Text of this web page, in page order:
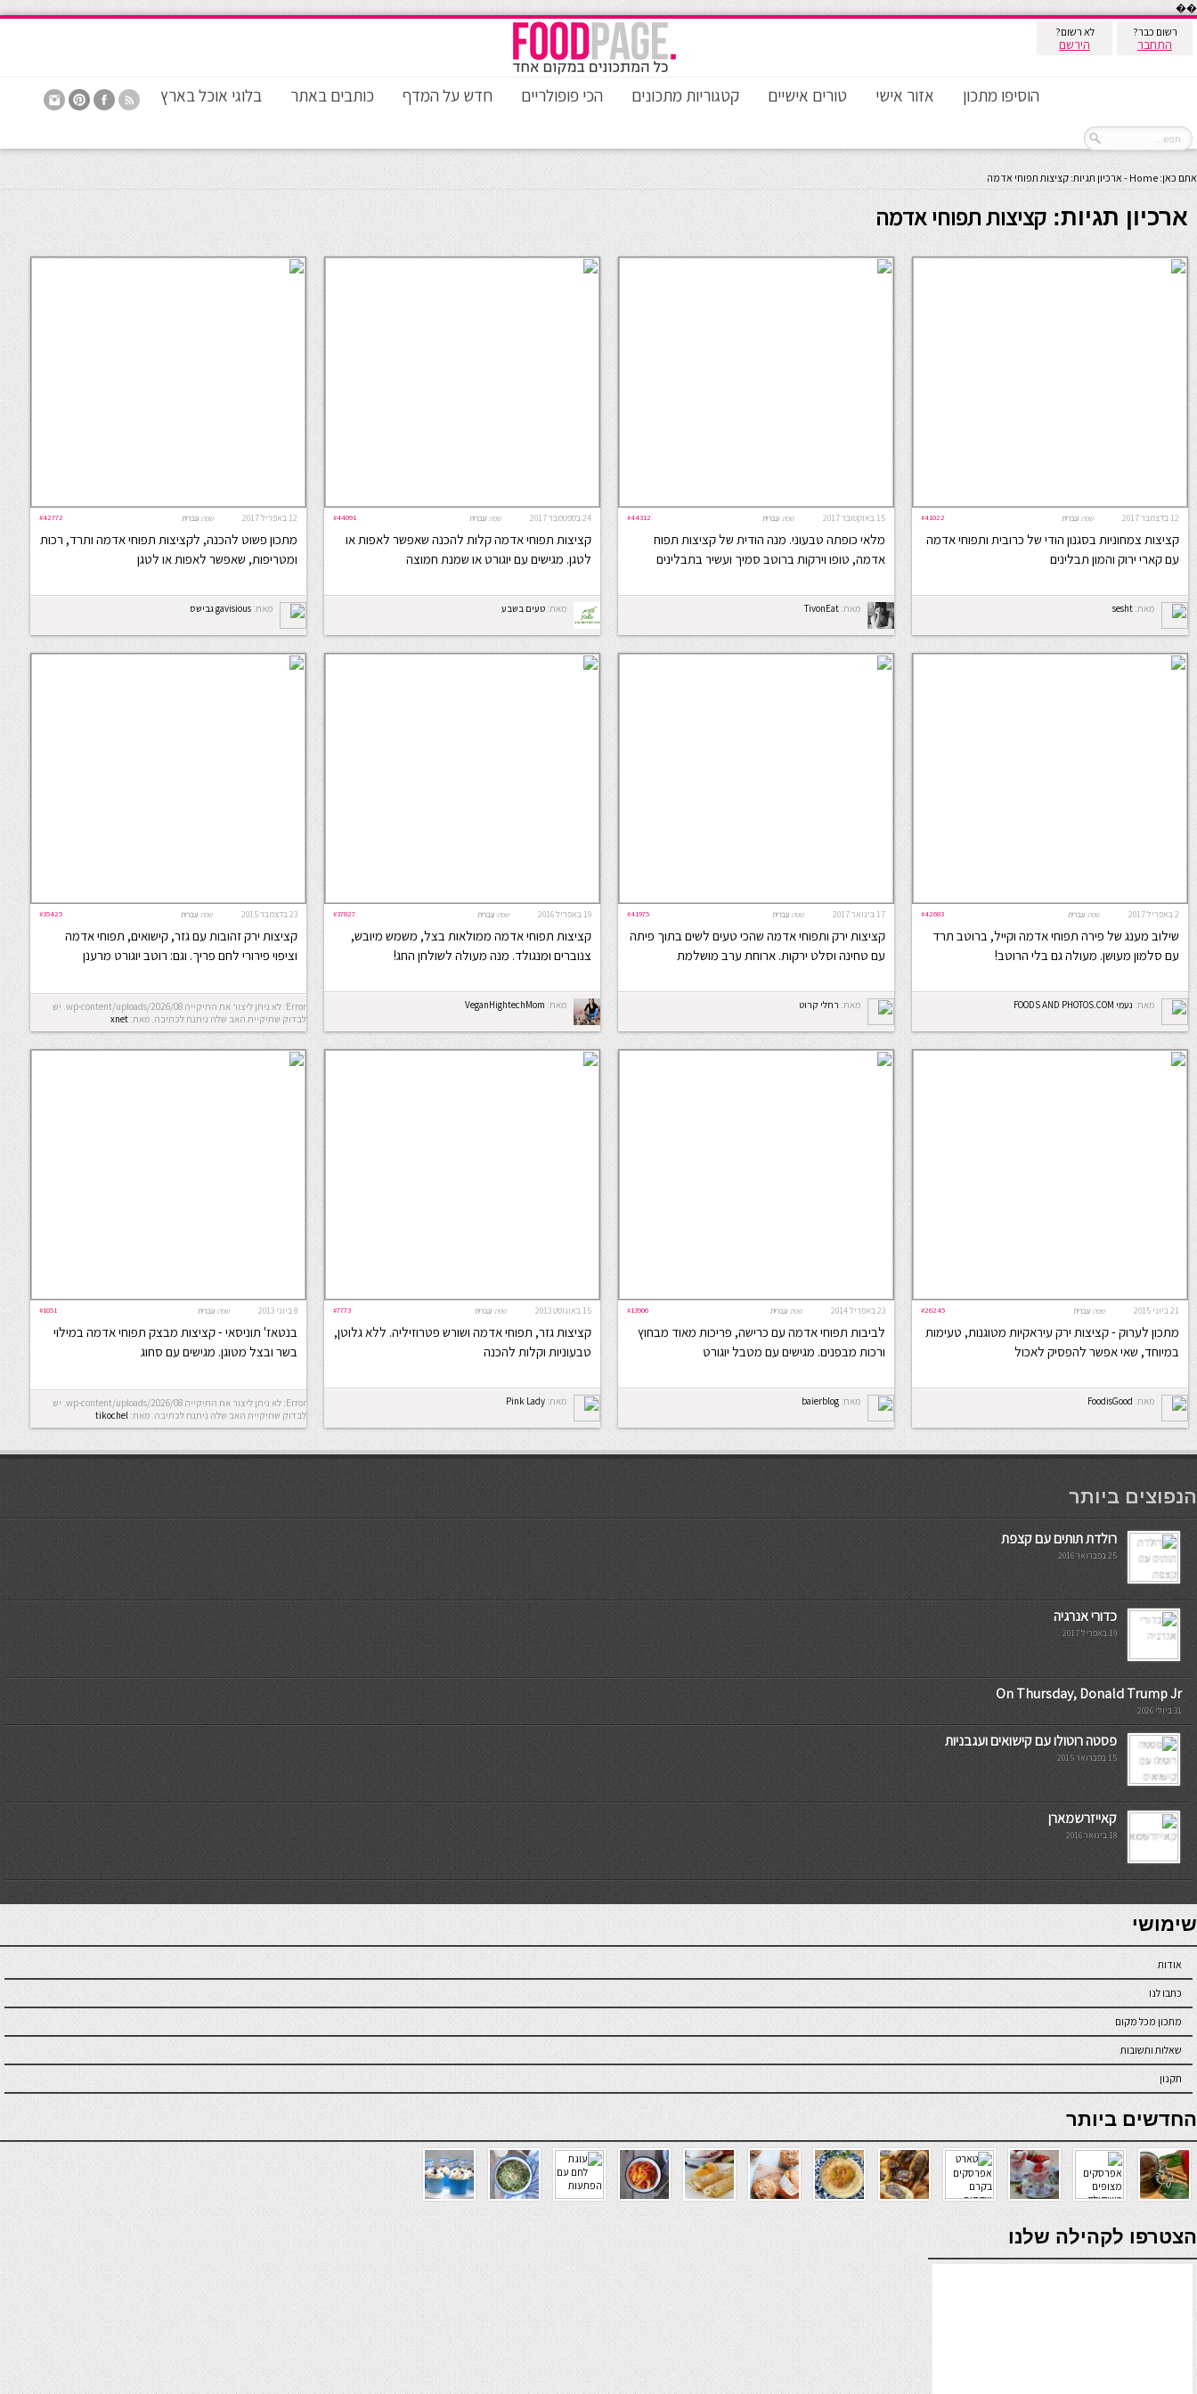
��
רשום כבר?
התחבר
לא רשום?
הירשם
הוסיפו מתכון אזור אישי טורים אישיים קטגוריות מתכונים הכי פופולריים חדש על המדף כותבים באתר בלוגי אוכל בארץ
אתם כאן: Home
- ארכיון תגיות: קציצות תפוחי אדמה
ארכיון תגיות:קציצות תפוחי אדמה
12 בדצמבר 2017 #41022 שפה: עברית
קציצות צמחוניות בסגנון הודי של כרובית ותפוחי אדמה
עם קארי ירוק והמון תבלינים
מאת: sesht
15 באוקטובר 2017 #44312 שפה: עברית
מלאי כופתה טבעוני. מנה הודית של קציצות תפוח
אדמה, טופו וירקות ברוטב סמיך ועשיר בתבלינים
מאת: TivonEat
24 בספטמבר 2017 #44091 שפה: עברית
קציצות תפוחי אדמה קלות להכנה שאפשר לאפות או
לטגן. מגישים עם יוגורט או שמנת חמוצה
מאת: טעים בשבע
12 באפריל 2017 #42772 שפה: עברית
מתכון פשוט להכנה, לקציצות תפוחי אדמה ותרד, רכות
ומטריפות, שאפשר לאפות או לטגן
מאת: gavisious גבישס
2 באפריל 2017 #42683 שפה: עברית
שילוב מענג של פירה תפוחי אדמה וקייל, ברוטב תרד
עם סלמון מעושן. מעולה גם בלי הרוטב!
מאת: נעמי FOODS AND PHOTOS.COM
17 בינואר 2017 #41975 שפה: עברית
קציצות ירק ותפוחי אדמה שהכי טעים לשים בתוך פיתה
עם טחינה וסלט ירקות. ארוחת ערב מושלמת
מאת: רחלי קרוט
19 באפריל 2016 #37827 שפה: עברית
קציצות תפוחי אדמה ממולאות בצל, משמש מיובש,
צנוברים ומנגולד. מנה מעולה לשולחן החג!
מאת: VeganHightechMom
23 בדצמבר 2015 #35425 שפה: עברית
קציצות ירק זהובות עם גזר, קישואים, תפוחי אדמה
וציפוי פירורי לחם פריך. וגם: רוטב יוגורט מרענן
Error: לא ניתן ליצור את התיקייה wp-content/uploads/2026/08. יש
לבדוק שתיקיית האב שלה ניתנת לכתיבה. מאת: xnet
21 ביוני 2015 #26245 שפה: עברית
מתכון לערוק - קציצות ירק עיראקיות מטוגנות, טעימות
במיוחד, שאי אפשר להפסיק לאכול
מאת: FoodisGood
23 באפריל 2014 #13906 שפה: עברית
לביבות תפוחי אדמה עם כרישה, פריכות מאוד מבחוץ
ורכות מבפנים. מגישים עם מטבל יוגורט
מאת: baierblog
15 באוגוסט 2013 #7773 שפה: עברית
קציצות גזר, תפוחי אדמה ושורש פטרוזיליה. ללא גלוטן,
טבעוניות וקלות להכנה
מאת: Pink Lady
8 ביוני 2013 #1051 שפה: עברית
בנטאז' תוניסאי - קציצות מבצק תפוחי אדמה במילוי
בשר ובצל מטוגן. מגישים עם סחוג
Error: לא ניתן ליצור את התיקייה wp-content/uploads/2026/08. יש
לבדוק שתיקיית האב שלה ניתנת לכתיבה. מאת: tikochel
мостбет кг
הנפוצים ביותר
רולדת תותים עם קצפת
25 בפברואר 2016
כדורי אנרגיה
19 באפריל 2017
On Thursday, Donald Trump Jr
31 ביולי 2026
פסטה רוטולו עם קישואים ועגבניות
15 בפברואר 2015
קאייזרשמארן
18 בינואר 2016
7slots
seriöse online casinos österreich
שימושי
אודות
כתבו לנו
מתכון מכל מקום
שאלות ותשובות
תקנון
online casino
החדשים ביותר
verde casino
הצטרפו לקהילה שלנו